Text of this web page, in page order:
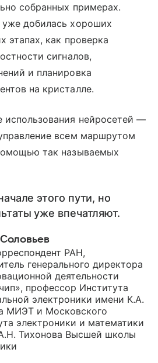
собранных примерах.
добилась хороших
этапах, как проверка
сигналов,
и планировка
на кристалле.
использования нейросетей —
всем маршрутом
так называемых
этого пути, но
уже впечатляют.
РАН,
генерального директора
деятельности
профессор Института
электроники имени К.А.
МИЭТ и Московского
электроники и математики
Тихонова Высшей школы